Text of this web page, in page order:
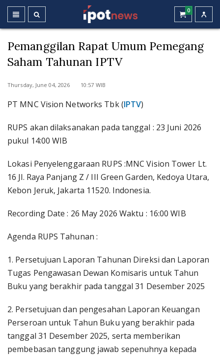
0
Pemanggilan Rapat Umum Pemegang
Saham Tahunan IPTV
Thursday, June 04, 2026 10:57 WIB
PT MNC Vision Networks Tbk (IPTV)
RUPS akan dilaksanakan pada tanggal : 23 Juni 2026
pukul 14:00 WIB
Lokasi Penyelenggaraan RUPS :MNC Vision Tower Lt.
16 Jl. Raya Panjang Z / III Green Garden, Kedoya Utara,
Kebon Jeruk, Jakarta 11520. Indonesia.
Recording Date : 26 May 2026 Waktu : 16:00 WIB
Agenda RUPS Tahunan :
1. Persetujuan Laporan Tahunan Direksi dan Laporan
Tugas Pengawasan Dewan Komisaris untuk Tahun
Buku yang berakhir pada tanggal 31 Desember 2025
2. Persetujuan dan pengesahan Laporan Keuangan
Perseroan untuk Tahun Buku yang berakhir pada
tanggal 31 Desember 2025, serta memberikan
pembebasan tanggung jawab sepenuhnya kepada